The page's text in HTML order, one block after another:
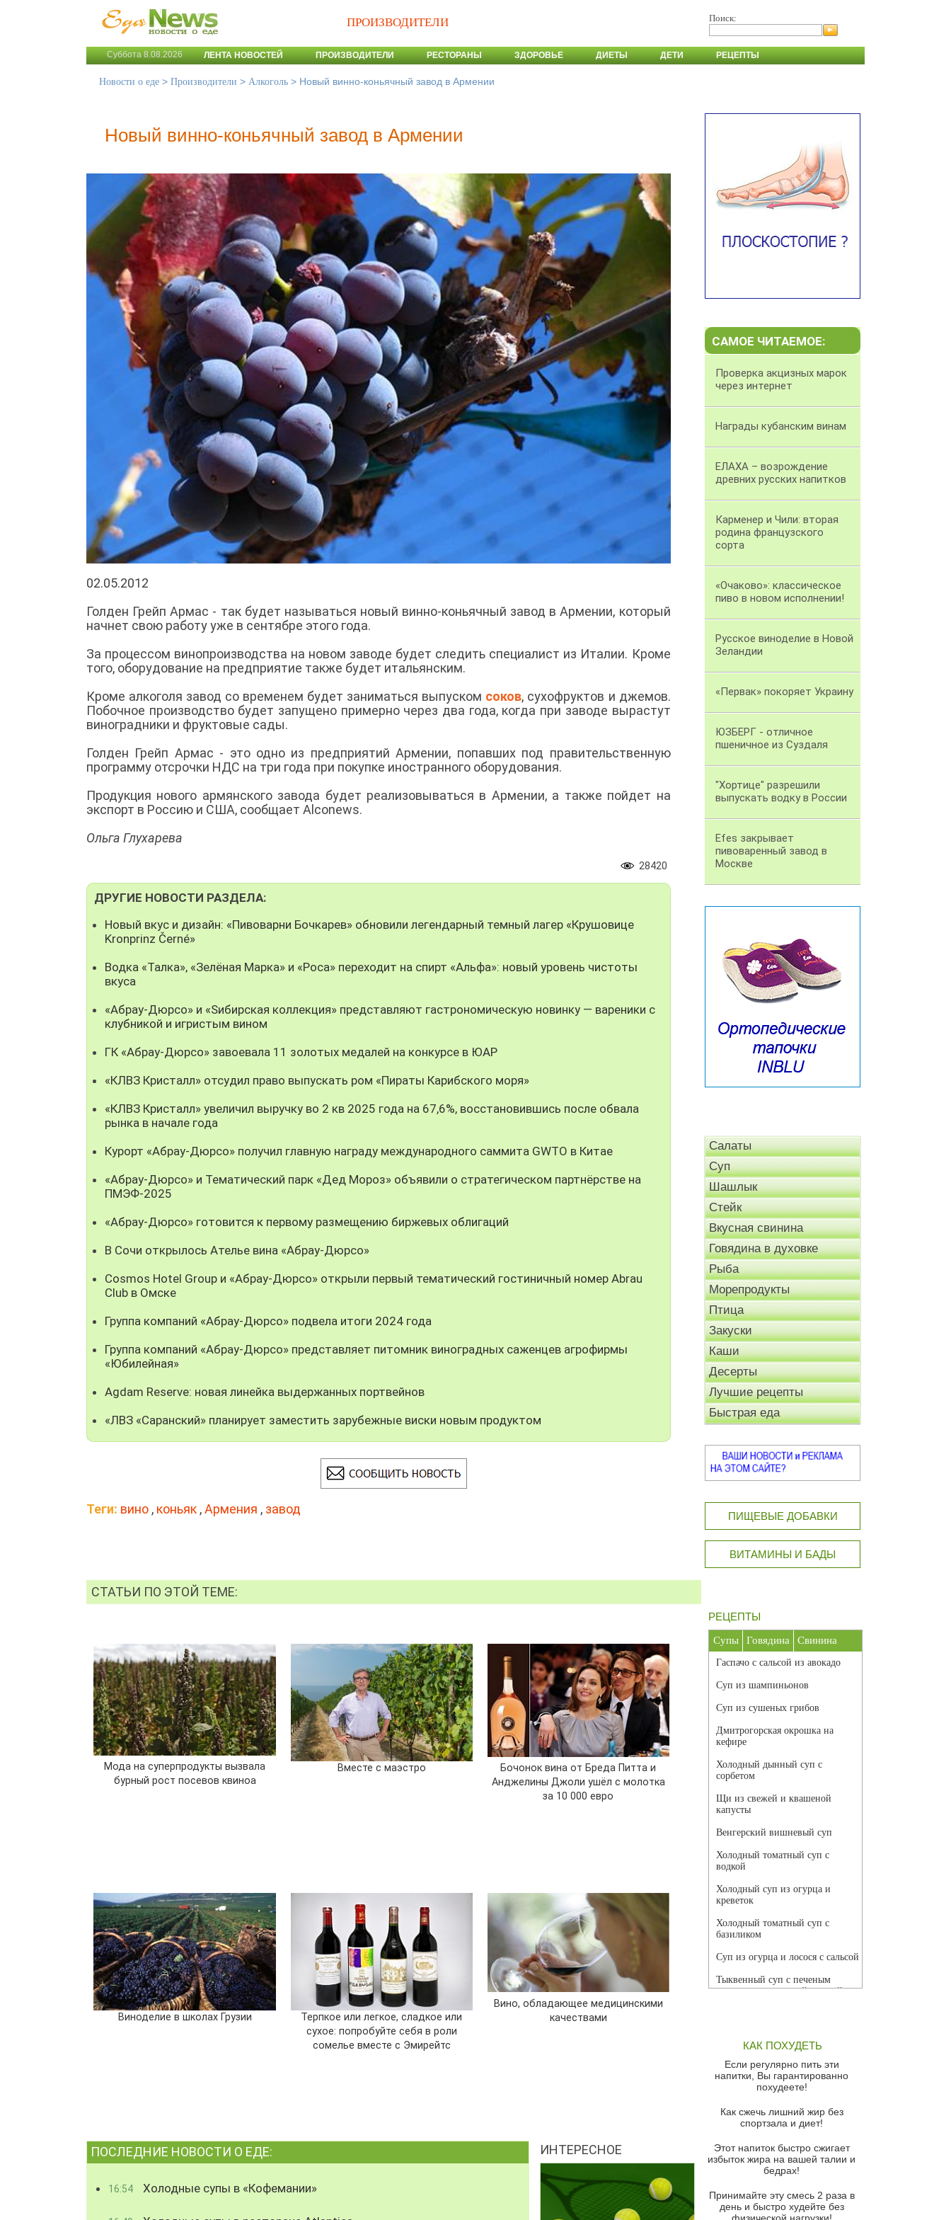
ПРОИЗВОДИТЕЛИ Поиск:
Суббота 8.08.2026 ЛЕНТА НОВОСТЕЙ ПРОИЗВОДИТЕЛИ РЕСТОРАНЫ ЗДОРОВЬЕ ДИЕТЫ ДЕТИ РЕЦЕПТЫ
Новости о еде > Производители > Алкоголь > Новый винно-коньячный завод в Армении
Новый винно-коньячный завод в Армении
02.05.2012
Голден Грейп Армас - так будет называться новый винно-коньячный завод в Армении, который
начнет свою работу уже в сентябре этого года.
За процессом винопроизводства на новом заводе будет следить специалист из Италии. Кроме
того, оборудование на предприятие также будет итальянским.
Кроме алкоголя завод со временем будет заниматься выпуском соков, сухофруктов и джемов.
Побочное производство будет запущено примерно через два года, когда при заводе вырастут
виноградники и фруктовые сады.
Голден Грейп Армас - это одно из предприятий Армении, попавших под правительственную
программу отсрочки НДС на три года при покупке иностранного оборудования.
Продукция нового армянского завода будет реализовываться в Армении, а также пойдет на
экспорт в Россию и США, сообщает Alconews.
Ольга Глухарева
28420
ДРУГИЕ НОВОСТИ РАЗДЕЛА:
Новый вкус и дизайн: «Пивоварни Бочкарев» обновили легендарный темный лагер «Крушовице
Kronprinz Černé»
Водка «Талка», «Зелёная Марка» и «Роса» переходит на спирт «Альфа»: новый уровень чистоты
вкуса
«Абрау-Дюрсо» и «Sибирская коллекция» представляют гастрономическую новинку — вареники с
клубникой и игристым вином
ГК «Абрау-Дюрсо» завоевала 11 золотых медалей на конкурсе в ЮАР
«КЛВЗ Кристалл» отсудил право выпускать ром «Пираты Карибского моря»
«КЛВЗ Кристалл» увеличил выручку во 2 кв 2025 года на 67,6%, восстановившись после обвала
рынка в начале года
Курорт «Абрау-Дюрсо» получил главную награду международного саммита GWTO в Китае
«Абрау-Дюрсо» и Тематический парк «Дед Мороз» объявили о стратегическом партнёрстве на
ПМЭФ-2025
«Абрау-Дюрсо» готовится к первому размещению биржевых облигаций
В Сочи открылось Ателье вина «Абрау-Дюрсо»
Cosmos Hotel Group и «Абрау-Дюрсо» открыли первый тематический гостиничный номер Abrau
Club в Омске
Группа компаний «Абрау-Дюрсо» подвела итоги 2024 года
Группа компаний «Абрау-Дюрсо» представляет питомник виноградных саженцев агрофирмы
«Юбилейная»
Agdam Reserve: новая линейка выдержанных портвейнов
«ЛВЗ «Саранский» планирует заместить зарубежные виски новым продуктом
Теги: вино , коньяк ,Армения , завод
СТАТЬИ ПО ЭТОЙ ТЕМЕ:
Мода на суперпродукты вызвала
бурный рост посевов квиноа
Вместе с маэстро
Бочонок вина от Бреда Питта и
Анджелины Джоли ушёл с молотка
за 10 000 евро
Виноделие в школах Грузии
Терпкое или легкое, сладкое или
сухое: попробуйте себя в роли
сомелье вместе с Эмирейтс
Вино, обладающее медицинскими
качествами
ПОСЛЕДНИЕ НОВОСТИ О ЕДЕ:
16:54 Холодные супы в «Кофемании»
ИНТЕРЕСНОЕ
САМОЕ ЧИТАЕМОЕ:
Проверка акцизных марок
через интернет
Награды кубанским винам
ЕЛАХА – возрождение
древних русских напитков
Карменер и Чили: вторая
родина французского
сорта
«Очаково»: классическое
пиво в новом исполнении!
Русское виноделие в Новой
Зеландии
«Первак» покоряет Украину
ЮЗБЕРГ - отличное
пшеничное из Суздаля
"Хортице" разрешили
выпускать водку в России
Efes закрывает
пивоваренный завод в
Москве
Салаты
Суп
Шашлык
Стейк
Вкусная свинина
Говядина в духовке
Рыба
Морепродукты
Птица
Закуски
Каши
Десерты
Лучшие рецепты
Быстрая еда
ПИЩЕВЫЕ ДОБАВКИ
ВИТАМИНЫ И БАДЫ
РЕЦЕПТЫ
Супы Говядина Свинина
Гаспачо с сальсой из авокадо
Суп из шампиньонов
Суп из сушеных грибов
Дмитрогорская окрошка на
кефире
Холодный дынный суп с
сорбетом
Щи из свежей и квашеной
капусты
Венгерский вишневый суп
Холодный томатный суп с
водкой
Холодный суп из огурца и
креветок
Холодный томатный суп с
базиликом
Суп из огурца и лосося с сальсой
Тыквенный суп с печеным
чесноком и томатной сальсой
красного перца
Парижский луковый суп
Суп из спаржи и горошка с
Суп-крем из цветной капусты
Французский луковый суп
Суп из баклажанов с моцареллой
Грибной крем-суп с кростини с
козьим сыром
КАК ПОХУДЕТЬ
Если регулярно пить эти
напитки, Вы гарантированно
похудеете!
Как сжечь лишний жир без
спортзала и диет!
Этот напиток быстро сжигает
избыток жира на вашей талии и
бедрах!
Принимайте эту смесь 2 раза в
день и быстро худейте без